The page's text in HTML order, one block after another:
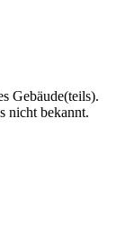
Gebäude(teils).
nicht bekannt.